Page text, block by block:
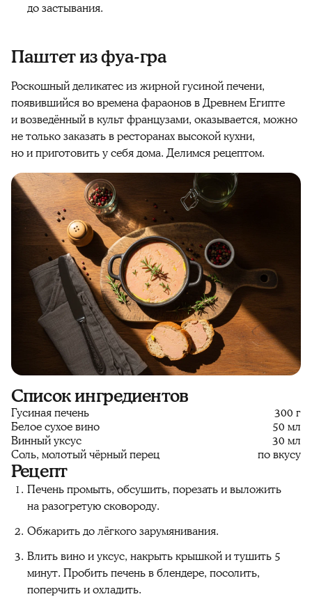
до застывания.
Паштет из фуа-гра
Роскошный деликатес из жирной гусиной печени,
появившийся во времена фараонов в Древнем Египте
и возведённый в культ французами, оказывается, можно
не только заказать в ресторанах высокой кухни,
но и приготовить у себя дома. Делимся рецептом.
Список ингредиентов
Гусиная печень
300 г
Белое сухое вино
50 мл
Винный уксус
30 мл
Соль, молотый чёрный перец
по вкусу
Рецепт
Печень промыть, обсушить, порезать и выложить
на разогретую сковороду.
Обжарить до лёгкого зарумянивания.
Влить вино и уксус, накрыть крышкой и тушить 5
минут. Пробить печень в блендере, посолить,
поперчить и охладить.